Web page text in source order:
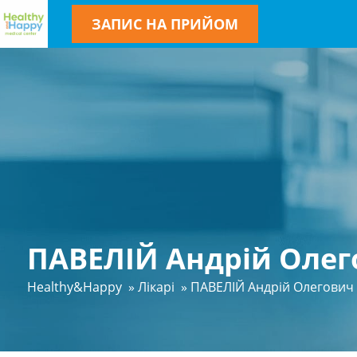
ЗАПИС НА ПРИЙОМ
ПАВЕЛІЙ Андрій
Healthy&Happy » Лікарі » ПАВЕЛІЙ Андрій Олегович